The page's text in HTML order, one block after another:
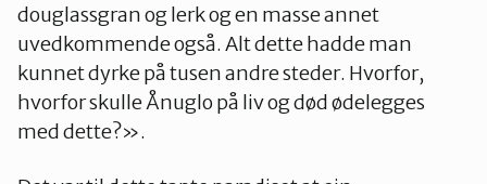
douglassgran og lerk og en masse annet
uvedkommende også. Alt dette hadde man
kunnet dyrke på tusen andre steder. Hvorfor,
hvorfor skulle Ånuglo på liv og død ødelegges
med dette?».